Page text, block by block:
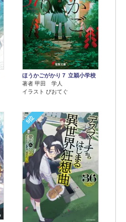
ほうかごがかり７ 立穎小学校
著者 甲田 学人
イラスト ぴおてぐ
5位